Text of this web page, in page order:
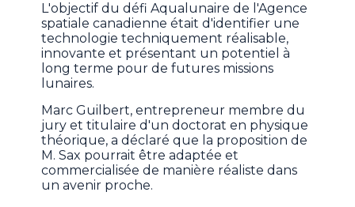
L'objectif du défi Aqualunaire de l'Agence
spatiale canadienne était d'identifier une
technologie techniquement réalisable,
innovante et présentant un potentiel à
long terme pour de futures missions
lunaires.
Marc Guilbert, entrepreneur membre du
jury et titulaire d'un doctorat en physique
théorique, a déclaré que la proposition de
M. Sax pourrait être adaptée et
commercialisée de manière réaliste dans
un avenir proche.